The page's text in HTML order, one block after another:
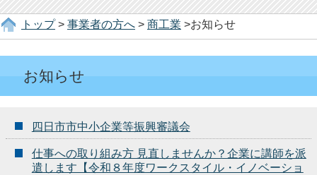
トップ> 事業者の方へ > 商工業 >お知らせ
お知らせ
四日市市中小企業等振興審議会
仕事への取り組み方 見直しませんか？企業に講師を派
遣します【令和８年度ワークスタイル・イノベーショ